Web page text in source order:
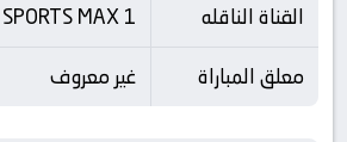
القناة الناقله
MAX 1
معلق المباراة
غير معروف